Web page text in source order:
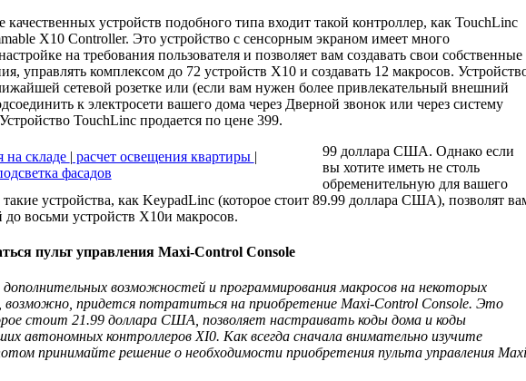
качественных устройств подобного типа входит такой контроллер, как TouchLinc
Х10 Controller. Это устройство с сенсорным экраном имеет много
на требования поль­зователя и позволяет вам создавать свои собственные
управ­лять комплексом до 72 устройств Х10 и создавать 12 макросов.
сетевой розетке или (если вам нужен более привлека­тельный внешний
к электросети вашего дома через Дверной звонок или через систему
TouchLinc продает­ся по цене 399.
на складе | расчет освещения квартиры |
фасадов
99 доллара США. Однако если
вы хотите иметь не столь
обремени­тельную для вашего
такие устройства, как KeypadLinc (которое стоит 89.99 доллара США), позволят
до восьми устройств Х10и макросов.
пульт управления Maxi-Control Console
дополнительных возможностей и программирования макросов на некоторых
возможно, придется потра­титься на приобретение Maxi-Control Console. Это
стоит 21.99 доллара США, позволяет настраивать коды дома и коды
автономных контроллеров XI0. Как всегда сначала внимательно изучите
принимайте решение о необходимости приобретения пульта управления